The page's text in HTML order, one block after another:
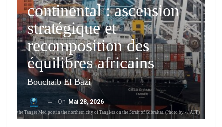
continental : ascension
stratégique et
recomposition des
équilibres africains
Bouchaib El Bazi
On Mai 28, 2026
I of the Tanger Med port in the northern city of Tangiers on the Strait of Gibraltar. (Photo by - / AFP)